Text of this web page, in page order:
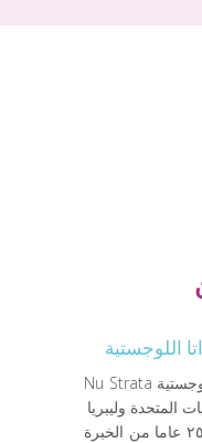
اللوجستية
السيد جاكسون بقود نو ستراتا اللوجستية Nu Strata
غاريسون جاكسون لديه أكثر من ٢٥ عاما من الخبرة